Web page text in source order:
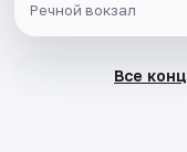
Речной вокзал
Все